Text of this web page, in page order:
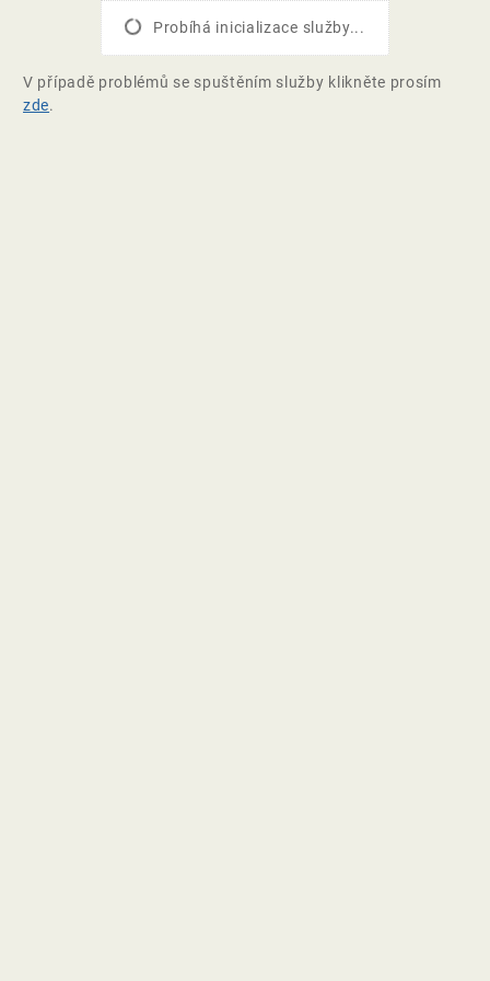
Probíhá inicializace služby...
V případě problémů se spuštěním služby klikněte prosím
zde.